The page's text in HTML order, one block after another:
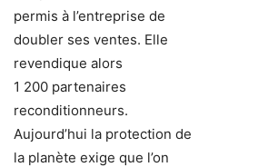
permis à l’entreprise de
doubler ses ventes. Elle
revendique alors
1 200 partenaires
reconditionneurs.
Aujourd’hui la protection de
la planète exige que l’on